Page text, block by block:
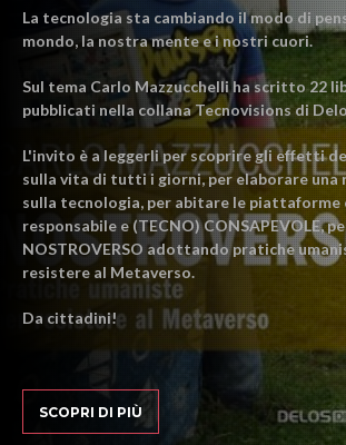
La tecnologia sta cambiando il modo di
mondo, la nostra mente e i nostri cuori.
Sul tema Carlo Mazzucchelli ha scritto 22
pubblicati nella collana Tecnovisions di
L'invito è a leggerli per scoprire gli effetti
sulla vita di tutti i giorni, per elaborare una
sulla tecnologia, per abitare le piattaforme
responsabile e (TECNO) CONSAPEVOLE,
NOSTROVERSO adottando pratiche
resistere al Metaverso.
Da cittadini!
SCOPRI DI PIÙ